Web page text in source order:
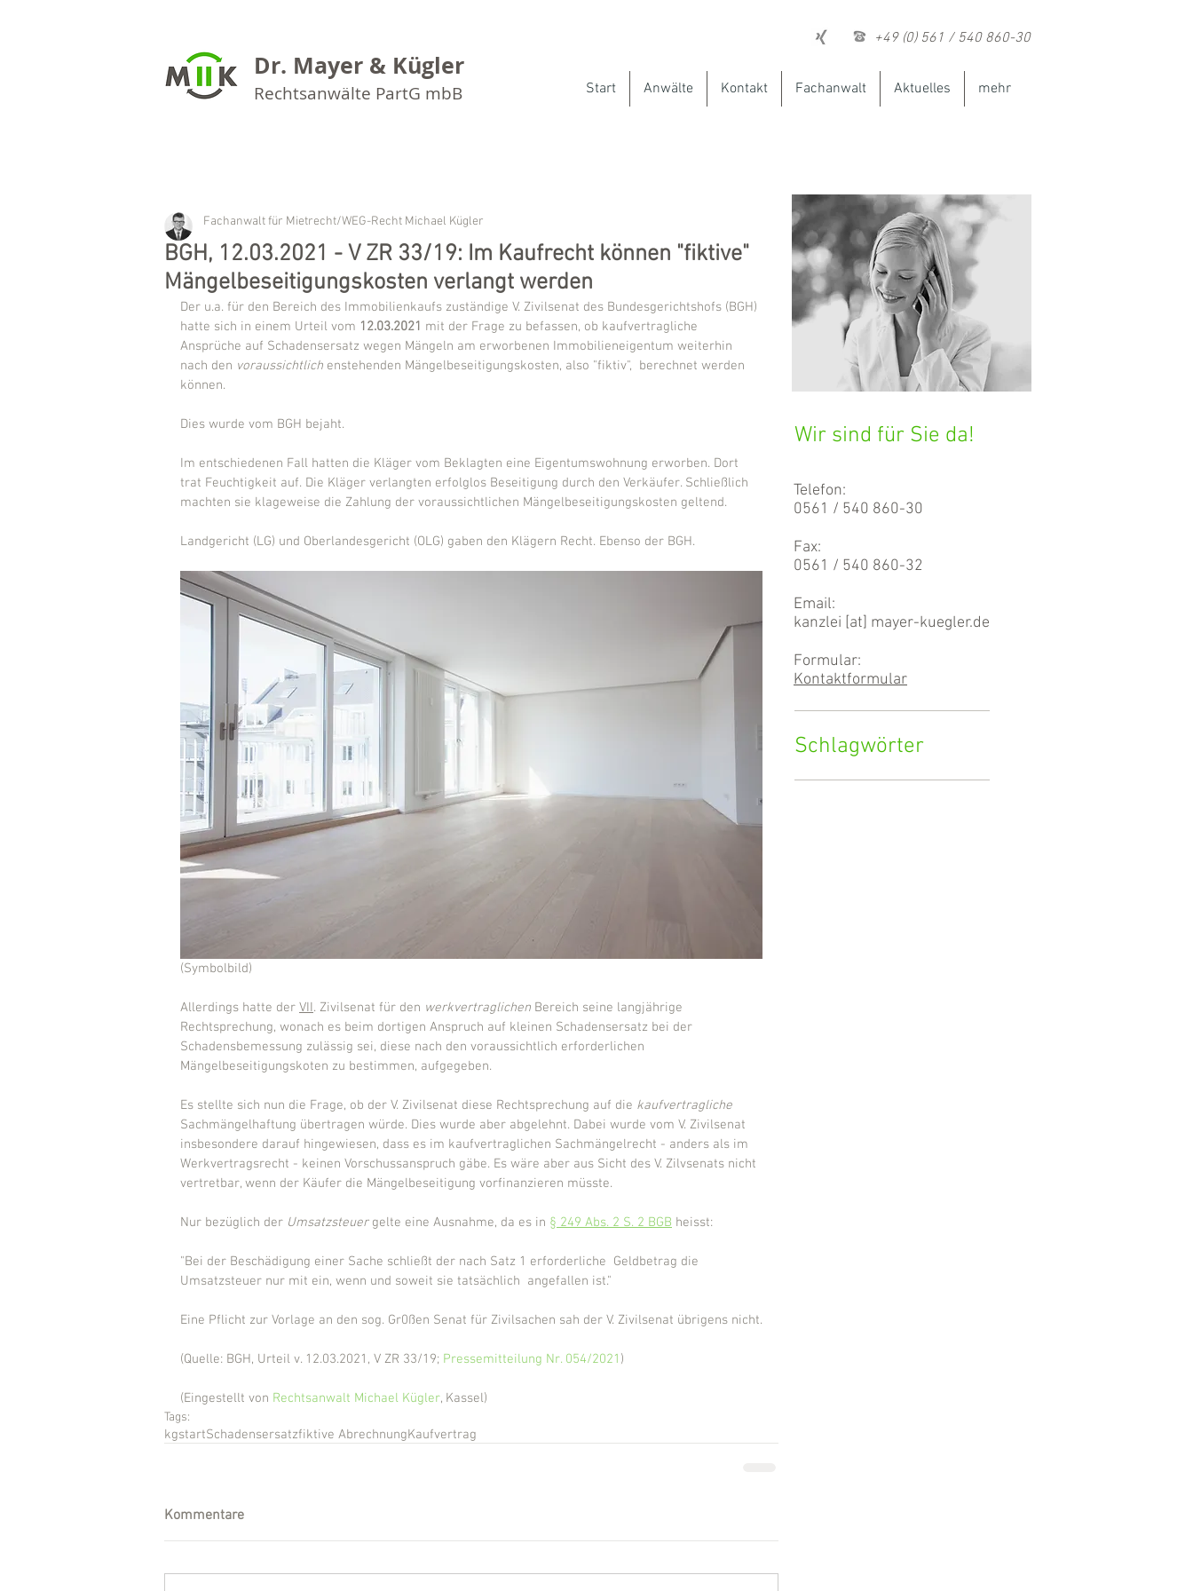
Dr. Mayer & Kügler
Rechtsanwälte PartG mbB
+49 (0) 561 / 540 860-30
Start Anwälte Kontakt Fachanwalt Aktuelles mehr
BGH, 12.03.2021 - V ZR 33/19: Im Kaufrecht können "fiktive"
Mängelbeseitigungskosten verlangt werden
Fachanwalt für Mietrecht/WEG-Recht Michael Kügler
Der u.a. für den Bereich des Immobilienkaufs zuständige V. Zivilsenat des Bundesgerichtshofs (BGH)
hatte sich in einem Urteil vom 12.03.2021 mit der Frage zu befassen, ob kaufvertragliche
Ansprüche auf Schadensersatz wegen Mängeln am erworbenen Immobilieneigentum weiterhin
nach den voraussichtlich enstehenden Mängelbeseitigungskosten, also "fiktiv",  berechnet werden
können.
Dies wurde vom BGH bejaht.
Im entschiedenen Fall hatten die Kläger vom Beklagten eine Eigentumswohnung erworben. Dort
trat Feuchtigkeit auf. Die Kläger verlangten erfolglos Beseitigung durch den Verkäufer. Schließlich
machten sie klageweise die Zahlung der voraussichtlichen Mängelbeseitigungskosten geltend.
Landgericht (LG) und Oberlandesgericht (OLG) gaben den Klägern Recht. Ebenso der BGH.
(Symbolbild)
Allerdings hatte der VII. Zivilsenat für den werkvertraglichen Bereich seine langjährige
Rechtsprechung, wonach es beim dortigen Anspruch auf kleinen Schadensersatz bei der
Schadensbemessung zulässig sei, diese nach den voraussichtlich erforderlichen
Mängelbeseitigungskoten zu bestimmen, aufgegeben.
Es stellte sich nun die Frage, ob der V. Zivilsenat diese Rechtsprechung auf die kaufvertragliche
Sachmängelhaftung übertragen würde. Dies wurde aber abgelehnt. Dabei wurde vom V. Zivilsenat
insbesondere darauf hingewiesen, dass es im kaufvertraglichen Sachmängelrecht - anders als im
Werkvertragsrecht - keinen Vorschussanspruch gäbe. Es wäre aber aus Sicht des V. Zilvsenats nicht
vertretbar, wenn der Käufer die Mängelbeseitigung vorfinanzieren müsste.
Nur bezüglich der Umsatzsteuer gelte eine Ausnahme, da es in § 249 Abs. 2 S. 2 BGB heisst:
"Bei der Beschädigung einer Sache schließt der nach Satz 1 erforderliche  Geldbetrag die
Umsatzsteuer nur mit ein, wenn und soweit sie tatsächlich  angefallen ist."
Eine Pflicht zur Vorlage an den sog. Gr0ßen Senat für Zivilsachen sah der V. Zivilsenat übrigens nicht.
(Quelle: BGH, Urteil v. 12.03.2021, V ZR 33/19; Pressemitteilung Nr. 054/2021 )
(Eingestellt von Rechtsanwalt Michael Kügler, Kassel)
Tags:
kgstartSchadensersatzfiktive AbrechnungKaufvertrag
Kommentare
Wir sind für Sie da!
Telefon:
0561 / 540 860-30
Fax:
0561 / 540 860-32
Email:
kanzlei [at] mayer-kuegler.de
Formular:
Kontaktformular
Schlagwörter